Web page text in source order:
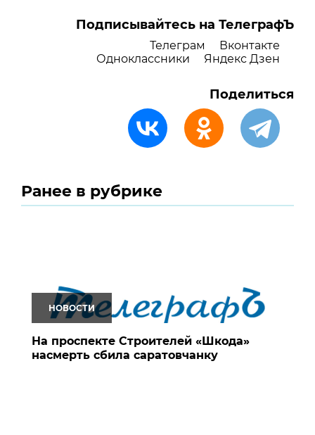
Подписывайтесь на ТелеграфЪ
Телеграм
Вконтакте
Одноклассники
Яндекс Дзен
Поделиться
Ранее в рубрике
НОВОСТИ
На проспекте Строителей «Шкода»
насмерть сбила саратовчанку